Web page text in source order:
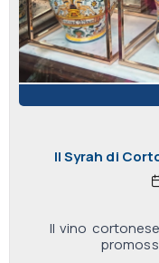
Il Syrah di
Il vino